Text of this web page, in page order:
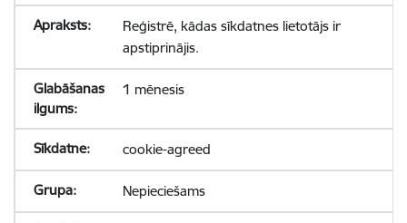
Reģistrē, kādas sīkdatnes lietotājs ir
apstiprinājis.
1 mēnesis
cookie-agreed
Nepieciešams